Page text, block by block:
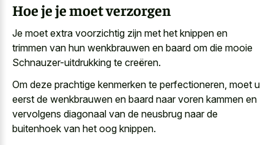
Hoe je je moet verzorgen
Je moet extra voorzichtig zijn met het knippen en
trimmen van hun wenkbrauwen en baard om die mooie
Schnauzer-uitdrukking te creëren.
Om deze prachtige kenmerken te perfectioneren, moet u
eerst de wenkbrauwen en baard naar voren kammen en
vervolgens diagonaal van de neusbrug naar de
buitenhoek van het oog knippen.